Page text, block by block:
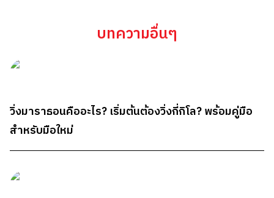
บทความอื่นๆ
วิ่งมาราธอนคืออะไร? เริ่มต้นต้องวิ่งกี่กิโล? พร้อมคู่มือ
สำหรับมือใหม่